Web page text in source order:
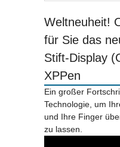
Weltneuheit!
für Sie das
Stift-Display
XPPen
Ein großer
Technologie, um
und Ihre Finger
zu lassen.